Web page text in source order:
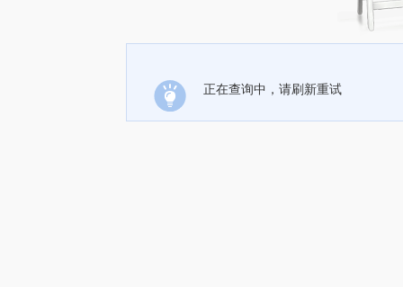
正在查询中，请刷新重试